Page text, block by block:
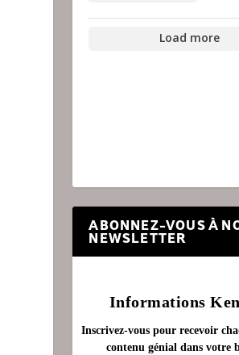
Load more
ABONNEZ-VOUS À
NEWSLETTER
Informations
Inscrivez-vous pour recevoir
contenu génial dans votre